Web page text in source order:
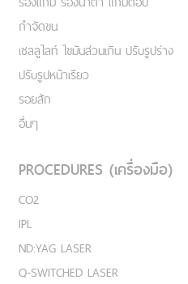
กำจัดขน
เชลลูไลท์ ไขมันส่วนเกิน ปรับรูปร่าง
ปรับรูปหน้าเรียว
รอยสัก
อื่นๆ
PROCEDURES (เครื่องมือ)
CO2
IPL
ND:YAG LASER
Q-SWITCHED LASER